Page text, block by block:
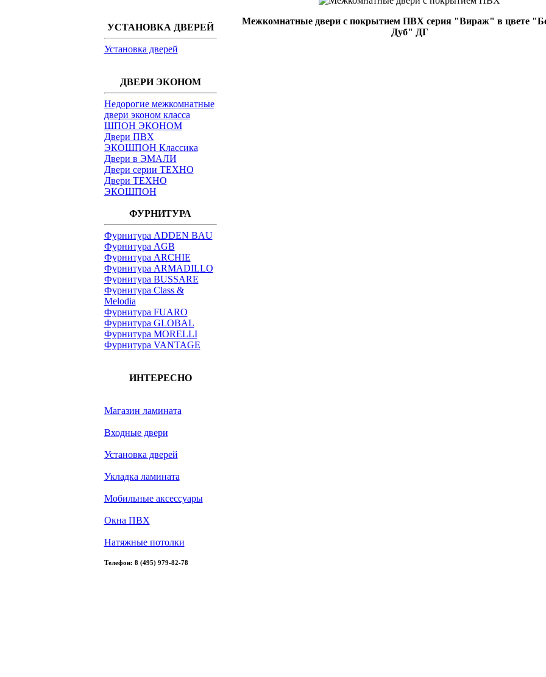
УСТАНОВКА ДВЕРЕЙ
Установка дверей
ДВЕРИ ЭКОНОМ
Недорогие межкомнатные
двери эконом класса
ШПОН ЭКОНОМ
Двери ПВХ
ЭКОШПОН Классика
Двери в ЭМАЛИ
Двери серии ТЕХНО
Двери ТЕХНО
ЭКОШПОН
ФУРНИТУРА
Фурнитура ADDEN BAU
Фурнитура AGB
Фурнитура ARCHIE
Фурнитура ARMADILLO
Фурнитура BUSSARE
Фурнитура Class &
Melodia
Фурнитура FUARO
Фурнитура GLOBAL
Фурнитура MORELLI
Фурнитура VANTAGE
ИНТЕРЕСНО
Магазин ламината
Входные двери
Установка дверей
Укладка ламината
Мобильные аксессуары
Окна ПВХ
Натяжные потолки
Телефон: 8 (495) 979-82-78
Межкомнатные двери с покрытием ПВХ серия "Вираж" в цвете
Дуб" ДГ